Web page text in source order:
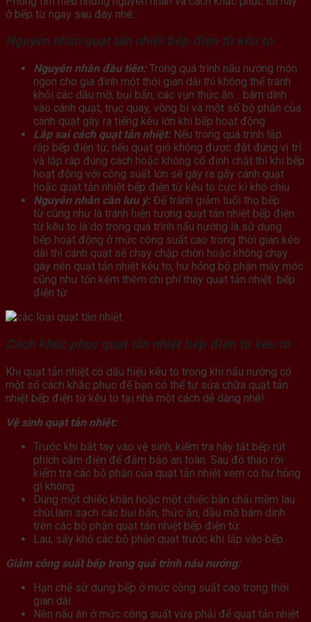
ở bếp từ ngay sau đây nhé:
Nguyên nhân quạt tản nhiệt bếp điện từ kêu to
Nguyên nhân đầu tiên: Trong quá trình nấu nướng món
ngon cho gia đình một thời gian dài thì không thể tránh
khỏi các dầu mỡ, bụi bẩn, các vụn thức ăn… bám dính
vào cánh quạt, trục quay, vòng bi và một số bộ phận của
cánh quạt gây ra tiếng kêu lớn khi bếp hoạt động
Lắp sai cách quạt tản nhiệt: Nếu trong quá trình lắp
rắp bếp điện từ, nếu quạt gió không được đặt đúng vị trí
và lắp ráp đúng cách hoặc không cố định chặt thì khi bếp
hoạt động với công suất lớn sẽ gây ra gãy cánh quạt
hoặc quạt tản nhiệt bếp điện từ kêu to cực kì khó chịu
Nguyên nhân cần lưu ý: Để tránh giảm tuổi thọ bếp
từ cũng như là tránh hiện tượng quạt tản nhiệt bếp điện
từ kêu to là do trong quá trình nấu nướng là sử dụng
bếp hoạt động ở mức công suất cao trong thời gian kéo
dài thì cánh quạt sẽ chạy chập chờn hoặc không chạy
gây nên quạt tản nhiệt kêu to, hư hỏng bộ phận máy móc
cũng như tốn kém thêm chi phí thay quạt tản nhiệt bếp
điện từ
Cách khắc phục quạt tản nhiệt bếp điện từ kêu to
Khi quạt tản nhiệt có dấu hiệu kêu to trong khi nấu nướng có
một số cách khắc phục để bạn có thể tự sửa chữa quạt tản
nhiệt bếp điện từ kêu to tại nhà một cách dễ dàng nhé!
Vệ sinh quạt tản nhiệt:
Trước khi bắt tay vào vệ sinh, kiểm tra hãy tắt bếp rút
phích cắm điện để đảm bảo an toàn. Sau đó tháo rời
kiểm tra các bộ phận của quạt tản nhiệt xem có hư hỏng
gì không.
Dùng một chiếc khăn hoặc một chiếc bàn chải mềm lau
chùi,làm sạch các bụi bẩn, thức ăn, dầu mỡ bám dính
trên các bộ phận quạt tản nhiệt bếp điện từ.
Lau, sấy khô các bộ phận quạt trước khi lắp vào bếp.
Giảm công suất bếp trong quá trình nấu nướng:
Hạn chế sử dụng bếp ở mức công suất cao trong thời
gian dài.
Nên nấu ăn ở mức công suất vừa phải để quạt tản nhiệt